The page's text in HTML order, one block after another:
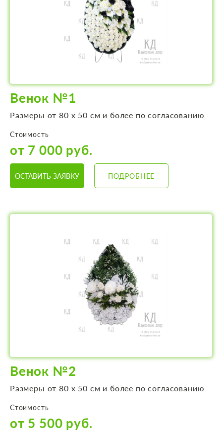
Венок №1
Размеры от 80 х 50 см и более по согласованию
Стоимость
от 7 000 руб.
ОСТАВИТЬ ЗАЯВКУ ПОДРОБНЕЕ
Венок №2
Размеры от 80 х 50 см и более по согласованию
Стоимость
от 5 500 руб.